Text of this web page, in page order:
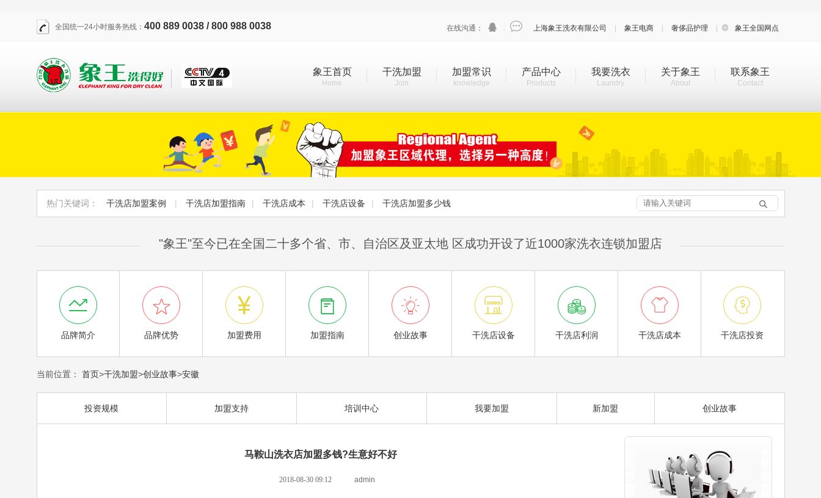
全国统一24小时服务热线： 400 889 0038 / 800 988 0038 在线沟通：   上海象王洗衣有限公司 象王电商 奢侈品护理  象王全国网点
象王首页
Home
干洗加盟
Join
加盟常识
knowledge
产品中心
Products
我要洗衣
Laundry
关于象王
About
联系象王
Contact
热门关键词： 干洗店加盟案例 | 干洗店加盟指南 | 干洗店成本 | 干洗店设备 | 干洗店加盟多少钱 
"象王"至今已在全国二十多个省、市、自治区及亚太地 区成功开设了近1000家洗衣连锁加盟店

品牌简介

品牌优势

加盟费用

加盟指南

创业故事

干洗店设备

干洗店利润

干洗店成本

干洗店投资
当前位置： 首页>干洗加盟>创业故事>安徽
投资规模 加盟支持 培训中心 我要加盟 新加盟 创业故事
马鞍山洗衣店加盟多钱?生意好不好
2018-08-30 09:12 admin